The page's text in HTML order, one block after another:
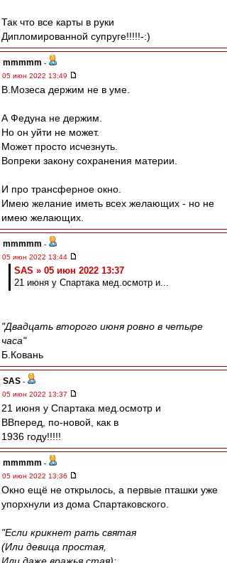
Так что все карты в руки
Дипломированной супруге!!!!!-:)
mmmmm -
05 июн 2022 13:49
В.Мозеса держим не в уме.
А Федуна не держим.
Но он уйти не может.
Может просто исчезнуть.
Вопреки закону сохранения материи.
И про трансферное окно.
Имею желание иметь всех желающих - но не
имею желающих.
mmmmm -
05 июн 2022 13:44
SAS » 05 июн 2022 13:37
21 июня у Спартака мед.осмотр и...
"Двадцать второго июня ровно в четыре
часа"
Б.Ковань
SAS -
05 июн 2022 13:37
21 июня у Спартака мед.осмотр и
ВВперед, по-новой, как в
1936 году!!!!!
mmmmm -
05 июн 2022 13:36
Окно ещё не открылось, а первые пташки уже
упорхнули из дома Спартаковского.
"Если крикнет рать святая
(Или девица простая,